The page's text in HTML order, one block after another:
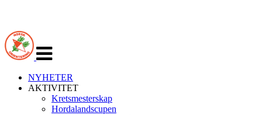
navigasjon
NYHETER
AKTIVITET
Kretsmesterskap
Hordalandscupen